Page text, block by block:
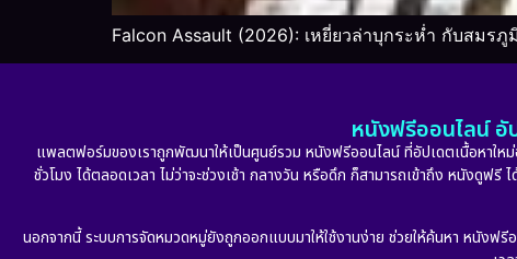
Falcon Assault (2026): เหยี่ยวล่าบุกระห่ำ กับสมรภู
หนังฟรีออนไลน์ อั
แพลตฟอร์มของเราถูกพัฒนาให้เป็นศูนย์รวม หนังฟรีออนไลน์ ที่อัปเดตเนื้อหาใ
ชั่วโมง ได้ตลอดเวลา ไม่ว่าจะช่วงเช้า กลางวัน หรือดึก ก็สามารถเข้าถึง หนังดู
นอกจากนี้ ระบบการจัดหมวดหมู่ยังถูกออกแบบมาให้ใช้งานง่าย ช่วยให้ค้นหา หนัง